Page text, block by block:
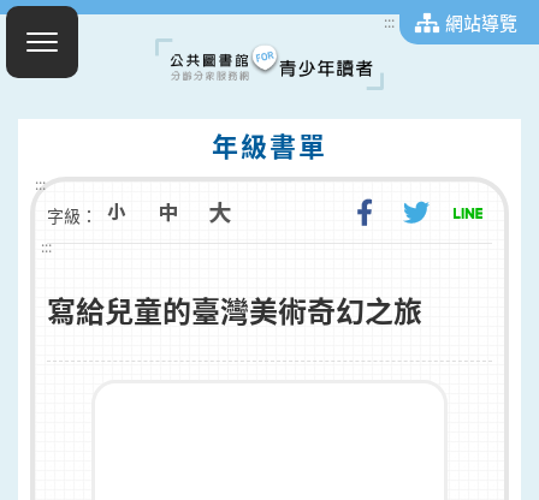
::: 網站導覽
年級書單
:::
字級：
:::
寫給兒童的臺灣美術奇幻之旅